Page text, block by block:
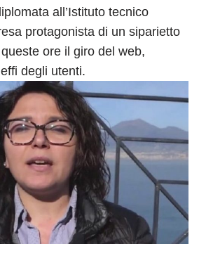
all’Istituto tecnico
protagonista di un siparietto
ore il giro del web,
degli utenti.